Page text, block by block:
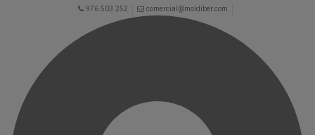
976 503 252 comercial@moldiber.com